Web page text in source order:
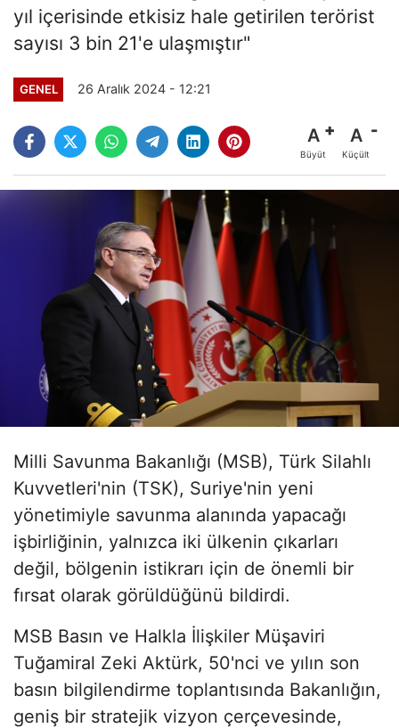
yıl içerisinde etkisiz hale getirilen terörist
sayısı 3 bin 21'e ulaşmıştır"
GENEL 26 Aralık 2024 - 12:21
A
Büyüt
A
Küçült
Milli Savunma Bakanlığı (MSB), Türk Silahlı
Kuvvetleri'nin (TSK), Suriye'nin yeni
yönetimiyle savunma alanında yapacağı
işbirliğinin, yalnızca iki ülkenin çıkarları
değil, bölgenin istikrarı için de önemli bir
fırsat olarak görüldüğünü bildirdi.
MSB Basın ve Halkla İlişkiler Müşaviri
Tuğamiral Zeki Aktürk, 50'nci ve yılın son
basın bilgilendirme toplantısında Bakanlığın,
geniş bir stratejik vizyon çerçevesinde,